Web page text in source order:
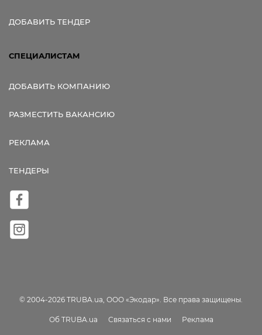
ДОБАВИТЬ ТЕНДЕР
СПЕЦИАЛИСТАМ
ДОБАВИТЬ КОМПАНИЮ
РАЗМЕСТИТЬ ВАКАНСИЮ
РЕКЛАМА
ТЕНДЕРЫ
© 2004-2026 TRUBA.ua, ООО «Экодар». Все права защищены.
Об TRUBA.ua Связаться с нами Реклама